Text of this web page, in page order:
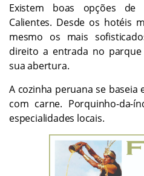
Existem boas opções de
Calientes. Desde os hotéis
mesmo os mais
direito a entrada no
sua abertura.
A cozinha peruana se baseia
com carne. Porquinho-da-
especialidades locais.